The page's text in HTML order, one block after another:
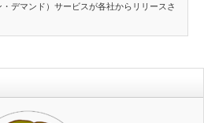
デマンド）サービスが各社からリリースさ